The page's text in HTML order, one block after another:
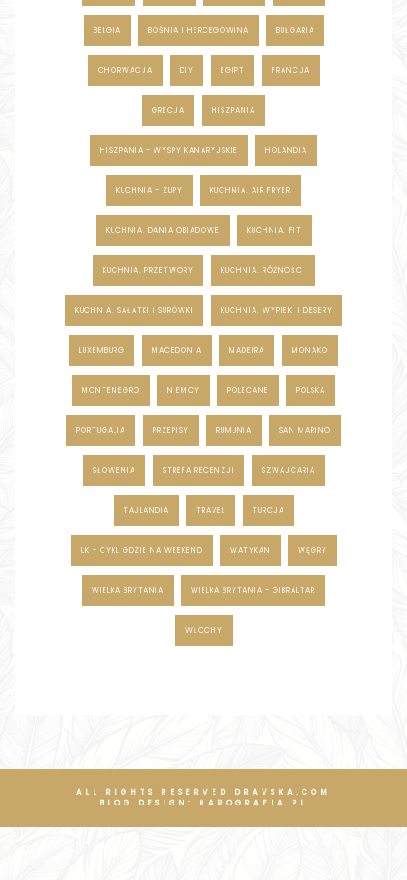
BELGIA BOŚNIA I HERCEGOWINA BUŁGARIA
CHORWACJA DIY EGIPT FRANCJA
GRECJA HISZPANIA
HISZPANIA - WYSPY KANARYJSKIE HOLANDIA
KUCHNIA - ZUPY KUCHNIA. AIR FRYER
KUCHNIA. DANIA OBIADOWE KUCHNIA. FIT
KUCHNIA. PRZETWORY KUCHNIA. RÓŻNOŚCI
KUCHNIA. SAŁATKI I SURÓWKI KUCHNIA. WYPIEKI I DESERY
LUXEMBURG MACEDONIA MADEIRA MONAKO
MONTENEGRO NIEMCY POLECANE POLSKA
PORTUGALIA PRZEPISY RUMUNIA SAN MARINO
SŁOWENIA STREFA RECENZJI SZWAJCARIA
TAJLANDIA TRAVEL TURCJA
UK - CYKL GDZIE NA WEEKEND WATYKAN WĘGRY
WIELKA BRYTANIA WIELKA BRYTANIA - GIBRALTAR
WŁOCHY
ALL RIGHTS RESERVED DRAVSKA.COM
BLOG DESIGN: KAROGRAFIA.PL